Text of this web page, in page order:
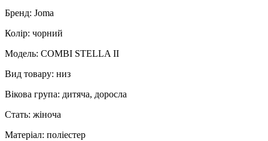
Бренд: Joma
Колір: чорний
Модель: COMBI STELLA II
Вид товару: низ
Вікова група: дитяча, доросла
Стать: жіноча
Матеріал: поліестер